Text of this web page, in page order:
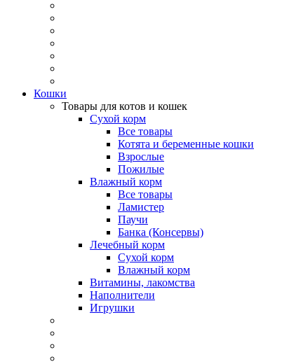
Кошки
Товары для котов и кошек
Сухой корм
Все товары
Котята и беременные кошки
Взрослые
Пожилые
Влажный корм
Все товары
Ламистер
Паучи
Банка (Консервы)
Лечебный корм
Сухой корм
Влажный корм
Витамины, лакомства
Наполнители
Игрушки